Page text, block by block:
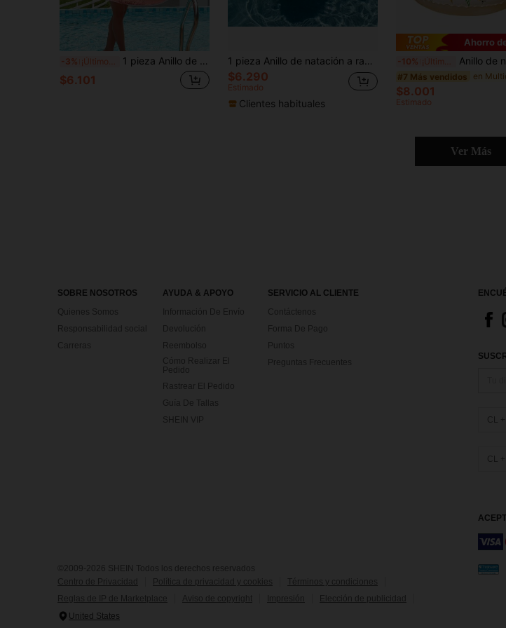
-3% ¡Últimos 3 días 1 pieza Anillo de natación con forma de flamenco inflable, adecuado para fiestas en la piscina y tomar el sol para maximizar su tiempo en la piscina.
$6.101
1 pieza Anillo de natación a rayas vintage para adultos y niños, decoración de fotos linda, accesorio de natación, círculo de natación grueso para debajo del brazo, adecuado para playa, piscina y vacaciones
$6.290
Estimado
Clientes habituales
Ahorro
-10% ¡Últimos 3 días Anillo de natación para bebé con toldo solar, diseño llamativo con estampado de conejo lindo, parasol desmontable que bloquea eficazmente la luz solar intensa,
#7 Más vendidos
$8.001
Estimado
Ver Más
SOBRE NOSOTROS
Quienes Somos
Responsabilidad social
Carreras
AYUDA & APOYO
Información De Envío
Devolución
Reembolso
Cómo Realizar El
Pedido
Rastrear El Pedido
Guía De Tallas
SHEIN VIP
SERVICIO AL CLIENTE
Contáctenos
Forma De Pago
Puntos
Preguntas Frecuentes
CL
CL
©2009-2026 SHEIN Todos los derechos reservados
Centro de Privacidad
Política de privacidad y cookies
Términos y condiciones
Reglas de IP de Marketplace
Aviso de copyright Impresión
Elección de publicidad
United States